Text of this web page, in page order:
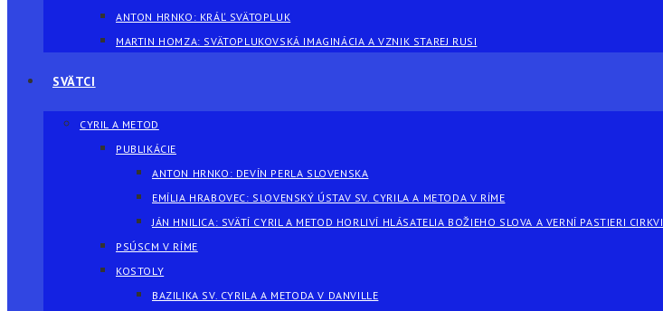
ANTON HRNKO: KRÁĽ SVÄTOPLUK
MARTIN HOMZA: SVÄTOPLUKOVSKÁ IMAGINÁCIA A VZNIK STAREJ RUSI
SVÄTCI
CYRIL A METOD
PUBLIKÁCIE
ANTON HRNKO: DEVÍN PERLA SLOVENSKA
EMÍLIA HRABOVEC: SLOVENSKÝ ÚSTAV SV. CYRILA A METODA V RÍME
JÁN HNILICA: SVÄTÍ CYRIL A METOD HORLIVÍ HLÁSATELIA BOŽIEHO SLOVA A VERNÍ PASTIERI CIRKVI
PSÚSCM V RÍME
KOSTOLY
BAZILIKA SV. CYRILA A METODA V DANVILLE